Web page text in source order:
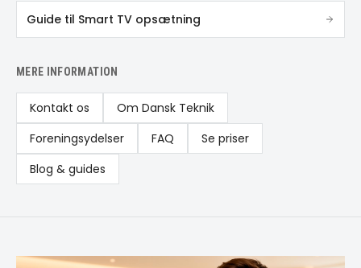
Guide til Smart TV opsætning
MERE INFORMATION
Kontakt os
Om Dansk Teknik
Foreningsydelser
FAQ
Se priser
Blog & guides